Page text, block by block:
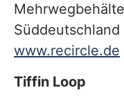
www.recircle.de
Tiffin Loop